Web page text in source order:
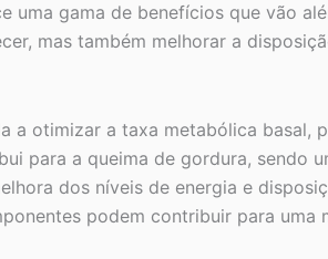
uma gama de benefícios que vão
mas também melhorar a
a otimizar a taxa metabólica basal,
para a queima de gordura, sendo
dos níveis de energia e
podem contribuir para